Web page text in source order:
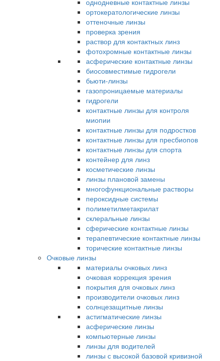
однодневные контактные линзы
ортокератологические линзы
оттеночные линзы
проверка зрения
раствор для контактных линз
фотохромные контактные линзы
асферические контактные линзы
биосовместимые гидрогели
бьюти-линзы
газопроницаемые материалы
гидрогели
контактные линзы для контроля
миопии
контактные линзы для подростков
контактные линзы для пресбиопов
контактные линзы для спорта
контейнер для линз
косметические линзы
линзы плановой замены
многофункциональные растворы
пероксидные системы
полиметилметакрилат
склеральные линзы
сферические контактные линзы
терапевтические контактные линзы
торические контактные линзы
Очковые линзы
материалы очковых линз
очковая коррекция зрения
покрытия для очковых линз
производители очковых линз
солнцезащитные линзы
астигматические линзы
асферические линзы
компьютерные линзы
линзы для водителей
линзы с высокой базовой кривизной